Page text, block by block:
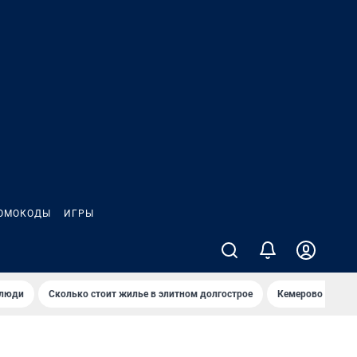
ИГРЫ
люди Сколько стоит жилье в элитном долгострое Кемерово —